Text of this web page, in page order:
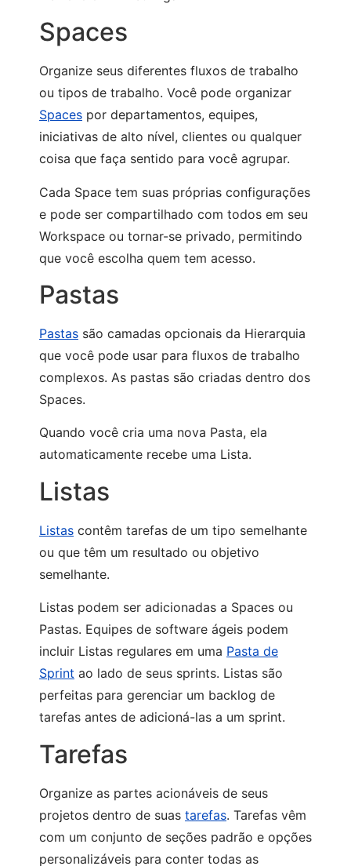
Spaces
Organize seus diferentes fluxos de trabalho
ou tipos de trabalho. Você pode organizar
Spaces por departamentos, equipes,
iniciativas de alto nível, clientes ou qualquer
coisa que faça sentido para você agrupar.
Cada Space tem suas próprias configurações
e pode ser compartilhado com todos em seu
Workspace ou tornar-se privado, permitindo
que você escolha quem tem acesso.
Pastas
Pastas são camadas opcionais da Hierarquia
que você pode usar para fluxos de trabalho
complexos. As pastas são criadas dentro dos
Spaces.
Quando você cria uma nova Pasta, ela
automaticamente recebe uma Lista.
Listas
Listas contêm tarefas de um tipo semelhante
ou que têm um resultado ou objetivo
semelhante.
Listas podem ser adicionadas a Spaces ou
Pastas. Equipes de software ágeis podem
incluir Listas regulares em uma Pasta de
Sprint ao lado de seus sprints. Listas são
perfeitas para gerenciar um backlog de
tarefas antes de adicioná-las a um sprint.
Tarefas
Organize as partes acionáveis de seus
projetos dentro de suas tarefas. Tarefas vêm
com um conjunto de seções padrão e opções
personalizáveis para conter todas as